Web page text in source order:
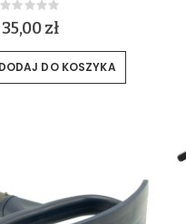
Rating:
0%
35,00 zł
DODAJ DO KOSZYKA